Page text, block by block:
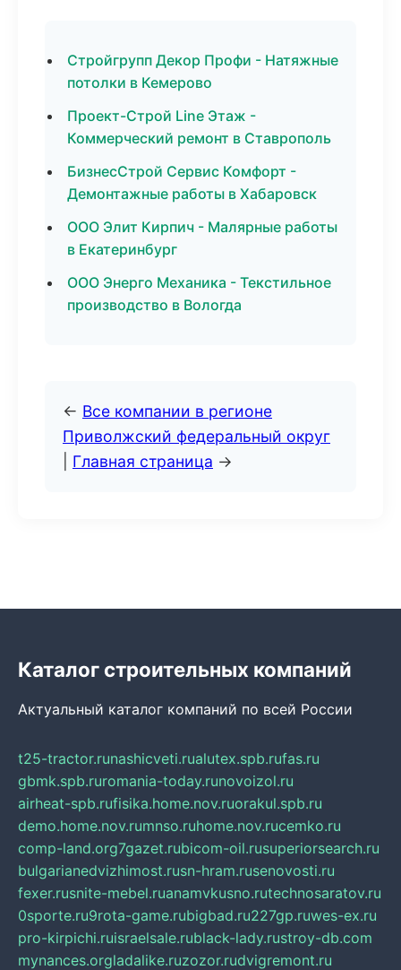
Стройгрупп Декор Профи - Натяжные
потолки в Кемерово
Проект-Строй Line Этаж -
Коммерческий ремонт в Ставрополь
БизнесСтрой Сервис Комфорт -
Демонтажные работы в Хабаровск
ООО Элит Кирпич - Малярные работы
в Екатеринбург
ООО Энерго Механика - Текстильное
производство в Вологда
← Все компании в регионе
Приволжский федеральный округ
Главная страница →
Каталог строительных компаний
Актуальный каталог компаний по всей России
t25-tractor.runashicveti.rualutex.spb.rufas.ru
gbmk.spb.ruromania-today.runovoizol.ru
airheat-spb.rufisika.home.nov.ruorakul.spb.ru
demo.home.nov.rumnso.ruhome.nov.rucemko.ru
comp-land.org7gazet.rubicom-oil.rusuperiorsearch.ru
bulgarianedvizhimost.rusn-hram.rusenovosti.ru
fexer.rusnite-mebel.ruanamvkusno.rutechnosaratov.ru
0sporte.ru9rota-game.rubigbad.ru227gp.ruwes-ex.ru
pro-kirpichi.ruisraelsale.rublack-lady.rustroy-db.com
mynances.orgladalike.ruzozor.rudvigremont.ru